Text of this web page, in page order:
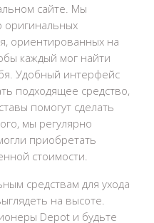
сайте. Мы
ориентированных на
каждый мог найти
Удобный интерфейс
подходящее средство,
помогут сделать
мы регулярно
приобретать
стоимости.
средствам для ухода
на высоте.
Depot и будьте